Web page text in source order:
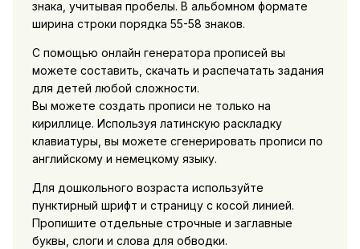
знака, учитывая пробелы. В альбомном формате
ширина строки порядка 55-58 знаков.
С помощью онлайн генератора прописей вы
можете составить, скачать и распечатать задания
для детей любой сложности.
Вы можете создать прописи не только на
кириллице. Используя латинскую раскладку
клавиатуры, вы можете сгенерировать прописи по
английскому и немецкому языку.
Для дошкольного возраста используйте
пунктирный шрифт и страницу с косой линией.
Пропишите отдельные строчные и заглавные
буквы, слоги и слова для обводки.